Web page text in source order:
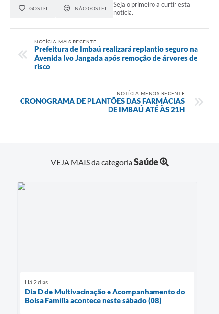
GOSTEI NÃO GOSTEI
Seja o primeiro a curtir esta
notícia.
NOTÍCIA MAIS RECENTE
Prefeitura de Imbaú realizará replantio seguro na
Avenida Ivo Jangada após remoção de árvores de
risco
NOTÍCIA MENOS RECENTE
CRONOGRAMA DE PLANTÕES DAS FARMÁCIAS
DE IMBAÚ ATÉ ÀS 21H
VEJA MAIS da categoriaSaúde
Há 2 dias
Dia D de Multivacinação e Acompanhamento do
Bolsa Família acontece neste sábado (08)